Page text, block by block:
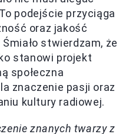
podejście przyciąga
oraz jakość
stwierdzam, że
stanowi projekt
społeczna
znaczenie pasji oraz
kultury radiowej.
znanych twarzy z